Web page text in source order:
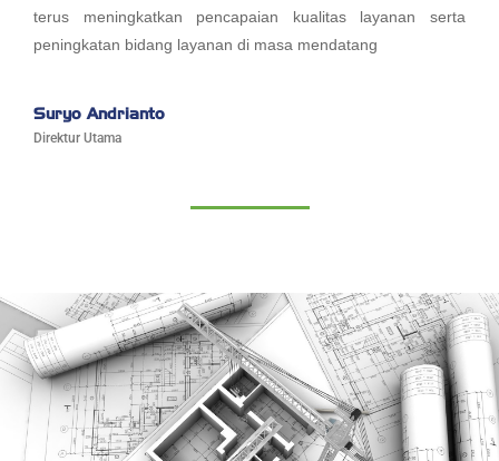
terus meningkatkan pencapaian kualitas layanan serta
peningkatan bidang layanan di masa mendatang
Suryo Andrianto
Direktur Utama